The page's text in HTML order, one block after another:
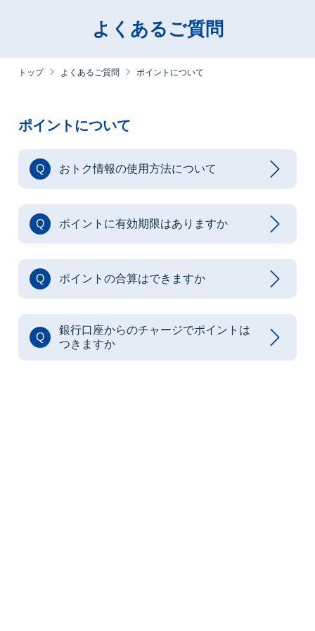
よくあるご質問
トップ よくあるご質問 ポイントについて
ポイントについて
Q おトク情報の使用方法について
Q ポイントに有効期限はありますか
Q ポイントの合算はできますか
Q
銀行口座からのチャージでポイントは
つきますか